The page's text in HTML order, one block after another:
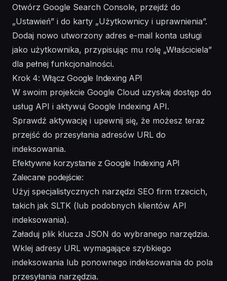
Otwórz Google Search Console, przejdź do
„Ustawień” i do karty „Użytkownicy i uprawnienia”.
Dodaj nowo utworzony adres e-mail konta usługi
jako użytkownika, przypisując mu rolę „Właściciela”
dla pełnej funkcjonalności.
Krok 4: Włącz Google Indexing API
W swoim projekcie Google Cloud uzyskaj dostęp do
usług API i aktywuj Google Indexing API.
Sprawdź aktywację i upewnij się, że możesz teraz
przejść do przesyłania adresów URL do
indeksowania.
Efektywne korzystanie z Google Indexing API
Zalecane podejście:
Użyj specjalistycznych narzędzi SEO firm trzecich,
takich jak SLTK (lub podobnych klientów API
indeksowania).
Załaduj plik klucza JSON do wybranego narzędzia.
Wklej adresy URL wymagające szybkiego
indeksowania lub ponownego indeksowania do pola
przesyłania narzędzia.